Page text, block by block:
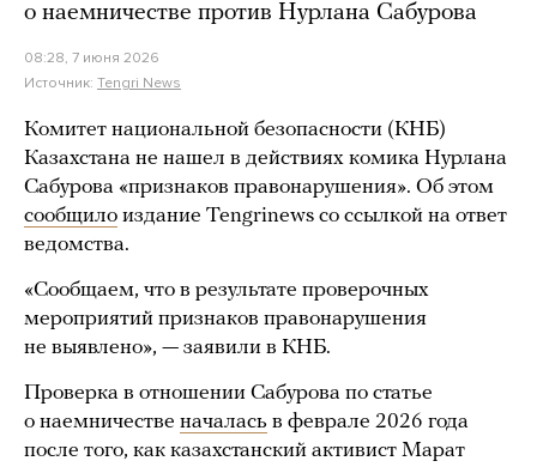
о наемничестве против Нурлана Сабурова
08:28, 7 июня 2026
Источник: Tengri News
Комитет национальной безопасности (КНБ)
Казахстана не нашел в действиях комика Нурлана
Сабурова «признаков правонарушения». Об этом
сообщило издание Tengrinews со ссылкой на ответ
ведомства.
«Сообщаем, что в результате проверочных
мероприятий признаков правонарушения
не выявлено», — заявили в КНБ.
Проверка в отношении Сабурова по статье
о наемничестве началась в феврале 2026 года
после того, как казахстанский активист Марат